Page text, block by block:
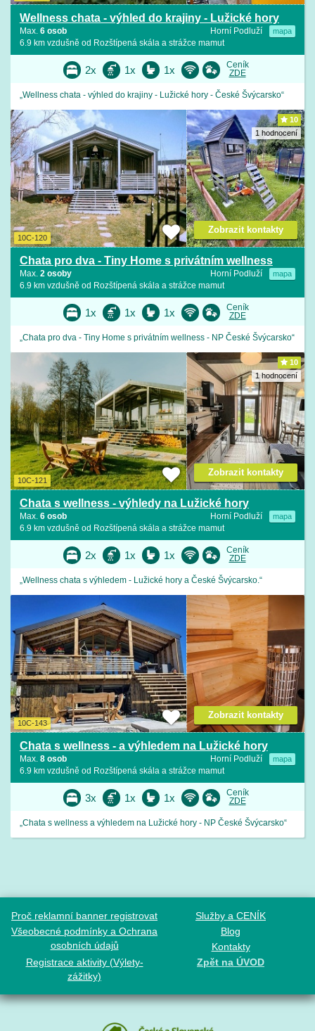
Wellness chata - výhled do krajiny - Lužické hory
Horní Podluží mapa
Max. 6 osob
6.9 km vzdušně od Rozštípená skála a strážce mamut
2x 1x 1x
Ceník
ZDE
„Wellness chata - výhled do krajiny - Lužické hory - České Švýcarsko“
10
1 hodnocení
10C-120
Chata pro dva - Tiny Home s privátním wellness
Horní Podluží mapa
Max. 2 osoby
6.9 km vzdušně od Rozštípená skála a strážce mamut
Zobrazit kontakty
1x 1x 1x
Ceník
ZDE
„Chata pro dva - Tiny Home s privátním wellness - NP České Švýcarsko“
10
1 hodnocení
10C-121
Chata s wellness - výhledy na Lužické hory
Horní Podluží mapa
Max. 6 osob
6.9 km vzdušně od Rozštípená skála a strážce mamut
Zobrazit kontakty
2x 1x 1x
Ceník
ZDE
„Wellness chata s výhledem - Lužické hory a České Švýcarsko.“
10C-143
Chata s wellness - a výhledem na Lužické hory
Horní Podluží mapa
Max. 8 osob
6.9 km vzdušně od Rozštípená skála a strážce mamut
Zobrazit kontakty
3x 1x 1x
Ceník
ZDE
„Chata s wellness a výhledem na Lužické hory - NP České Švýcarsko“
Proč reklamní banner registrovat
Služby a CENÍK
Všeobecné podmínky a Ochrana
osobních údajů
Blog
Kontakty
Registrace aktivity (Výlety-
zážitky)
Zpět na ÚVOD